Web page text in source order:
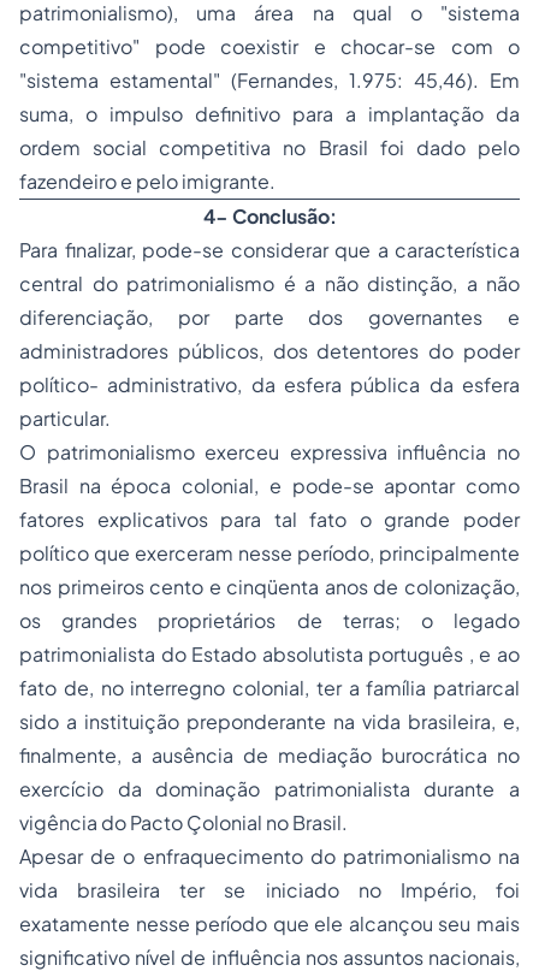
patrimonialismo), uma área na qual o "sistema
competitivo" pode coexistir e chocar-se com o
"sistema estamental" (Fernandes, 1.975: 45,46). Em
suma, o impulso definitivo para a implantação da
ordem social competitiva no Brasil foi dado pelo
fazendeiro e pelo imigrante.
4- Conclusão:
Para finalizar, pode-se considerar que a característica
central do patrimonialismo é a não distinção, a não
diferenciação, por parte dos governantes e
administradores públicos, dos detentores do poder
político- administrativo, da esfera pública da esfera
particular.
O patrimonialismo exerceu expressiva influência no
Brasil na época colonial, e pode-se apontar como
fatores explicativos para tal fato o grande poder
político que exerceram nesse período, principalmente
nos primeiros cento e cinqüenta anos de colonização,
os grandes proprietários de terras; o legado
patrimonialista do Estado absolutista português , e ao
fato de, no interregno colonial, ter a família patriarcal
sido a instituição preponderante na vida brasileira, e,
finalmente, a ausência de mediação burocrática no
exercício da dominação patrimonialista durante a
vigência do Pacto Çolonial no Brasil.
Apesar de o enfraquecimento do patrimonialismo na
vida brasileira ter se iniciado no Império, foi
exatamente nesse período que ele alcançou seu mais
significativo nível de influência nos assuntos nacionais,